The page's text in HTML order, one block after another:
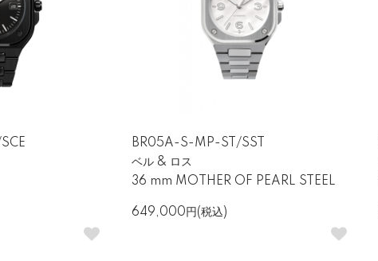
BR05A-S-MP-ST/SST
ベル & ロス
36 mm MOTHER OF PEARL STEEL
649,000円(税込)